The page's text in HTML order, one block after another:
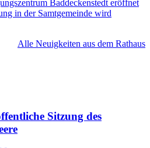
Baddeckenstedt eröffnet
in der Samtgemeinde wird
Alle Neuigkeiten aus dem Rathaus
Sitzung des